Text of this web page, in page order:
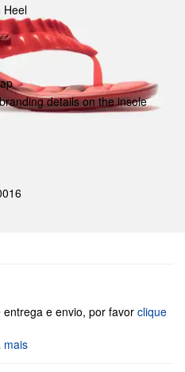
Heel
details on the insole
e envio, por favor clique
mais